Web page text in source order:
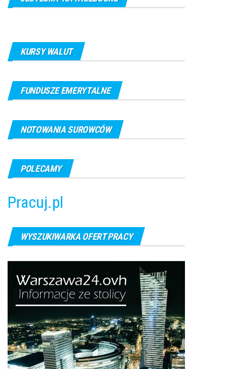
KURSY WALUT
FUNDUSZE EMERYTALNE
NOTOWANIA SUROWCÓW
POLECAMY
Pracuj.pl
WYSZUKIWARKA OFERT PRACY